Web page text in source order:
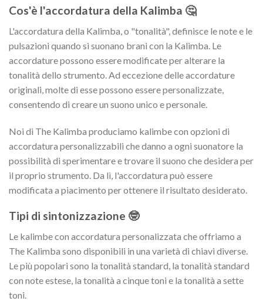
Cos'è l'accordatura della Kalimba 🤔
L'accordatura della Kalimba, o "tonalità", definisce le note e le
pulsazioni quando si suonano brani con la Kalimba. Le
accordature possono essere modificate per alterare la
tonalità dello strumento. Ad eccezione delle accordature
originali, molte di esse possono essere personalizzate,
consentendo di creare un suono unico e personale.
Noi di The Kalimba produciamo kalimbe con opzioni di
accordatura personalizzabili che danno a ogni suonatore la
possibilità di sperimentare e trovare il suono che desidera per
il proprio strumento. Da lì, l'accordatura può essere
modificata a piacimento per ottenere il risultato desiderato.
Tipi di sintonizzazione 🤓
Le kalimbe con accordatura personalizzata che offriamo a
The Kalimba sono disponibili in una varietà di chiavi diverse.
Le più popolari sono la tonalità standard, la tonalità standard
con note estese, la tonalità a cinque toni e la tonalità a sette
toni.